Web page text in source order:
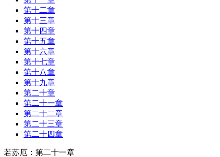
第十二章
第十三章
第十四章
第十五章
第十六章
第十七章
第十八章
第十九章
第二十章
第二十一章
第二十二章
第二十三章
第二十四章
若苏厄：第二十一章